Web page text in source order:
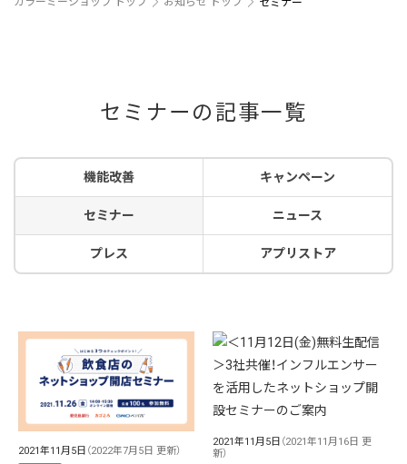
セミナー
セミナーの記事一覧
機能改善 キャンペーン
セミナー ニュース
プレス アプリストア
2021年11月5日 （2022年7月5日 更新）
2021年11月5日 （2021年11月16日 更
新）